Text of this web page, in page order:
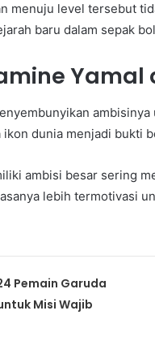
menuju level tersebut
baru dalam sepak
dunia menjadi bukti
ambisi besar sering
lebih termotivasi
Pemain Garuda
Misi Wajib